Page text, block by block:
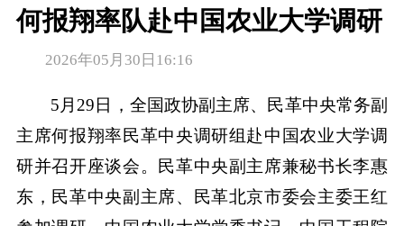
何报翔率队赴中国农业大学调研
2026年05月30日16:16
5月29日，全国政协副主席、民革中央常务副
主席何报翔率民革中央调研组赴中国农业大学调
研并召开座谈会。民革中央副主席兼秘书长李惠
东，民革中央副主席、民革北京市委会主委王红